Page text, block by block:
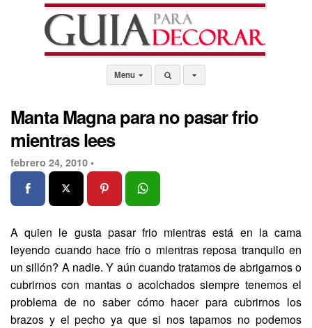
Menu
Manta Magna para no pasar frio
mientras lees
febrero 24, 2010 •
A quien le gusta pasar frio mientras está en la cama
leyendo cuando hace frío o mientras reposa tranquilo en
un sillón? A nadie. Y aún cuando tratamos de abrigarnos o
cubrirnos con mantas o acolchados siempre tenemos el
problema de no saber cómo hacer para cubrirnos los
brazos y el pecho ya que si nos tapamos no podemos